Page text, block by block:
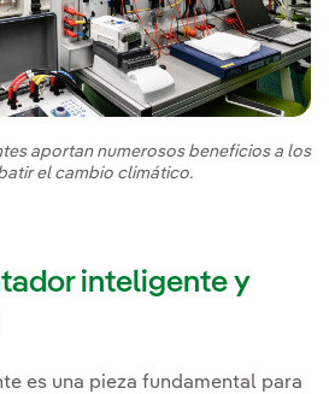
aportan numerosos beneficios a los
el cambio climático.
inteligente y
es una pieza fundamental para